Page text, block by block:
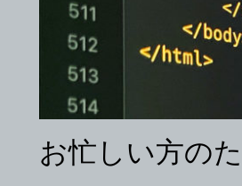
お忙しい方の